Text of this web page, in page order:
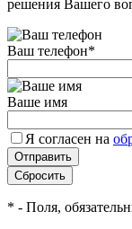
решения Вашего
Ваш телефон*
Ваше имя
Я согласен на
* - Поля,